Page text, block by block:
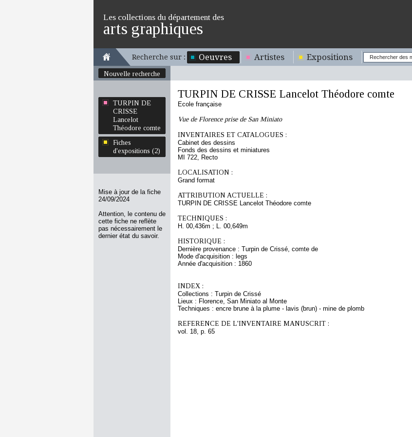
Les collections du département des
arts graphiques
Recherche sur : Oeuvres Artistes Expositions
Nouvelle recherche
TURPIN DE
CRISSE
Lancelot
Théodore comte
Fiches
d'expositions (2)
Mise à jour de la fiche
24/09/2024
Attention, le contenu de
cette fiche ne reflète
pas nécessairement le
dernier état du savoir.
TURPIN DE CRISSE Lancelot Théodore comte
Ecole française
Vue de Florence prise de San Miniato
INVENTAIRES ET CATALOGUES :
Cabinet des dessins
Fonds des dessins et miniatures
MI 722, Recto
LOCALISATION :
Grand format
ATTRIBUTION ACTUELLE :
TURPIN DE CRISSE Lancelot Théodore comte
TECHNIQUES :
H. 00,436m ; L. 00,649m
HISTORIQUE :
Dernière provenance : Turpin de Crissé, comte de
Mode d'acquisition : legs
Année d'acquisition : 1860
INDEX :
Collections : Turpin de Crissé
Lieux : Florence, San Miniato al Monte
Techniques : encre brune à la plume - lavis (brun) - mine de plomb
REFERENCE DE L'INVENTAIRE MANUSCRIT :
vol. 18, p. 65